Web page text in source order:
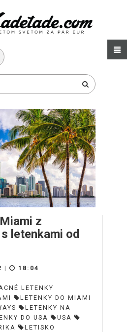
z
letenkami od
|
18:04
LETENKY
LETENKY DO MIAMI
LETENKY NA
DO USA
USA
LETISKO